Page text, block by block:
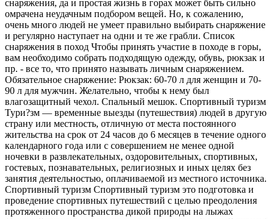
снаряжения, да и простая жизнь в горах может быть сильно
омрачена неудачным подбором вещей. Но, к сожалению,
очень много людей не умеет правильно выбирать снаряжение
и регулярно наступает на одни и те же грабли. Список
снаряжения в поход Чтобы принять участие в походе в горы,
вам необходимо собрать подходящую одежду, обувь, рюкзак и
пр. - все то, что принято называть личным снаряжением.
Обязательное снаряжение: Рюкзак: 60-70 л для женщин и 70-
90 л для мужчин. Желательно, чтобы к нему был
влагозащитный чехол. Спальный мешок. Спортивный туризм
Тури?зм — временные выезды (путешествия) людей в другую
страну или местность, отличную от места постоянного
жительства на срок от 24 часов до 6 месяцев в течение одного
календарного года или с совершением не менее одной
ночевки в развлекательных, оздоровительных, спортивных,
гостевых, познавательных, религиозных и иных целях без
занятия деятельностью, оплачиваемой из местного источника.
Спортивный туризм Спортивный туризм это подготовка и
проведение спортивных путешествий с целью преодоления
протяженного пространства дикой природы на лыжах